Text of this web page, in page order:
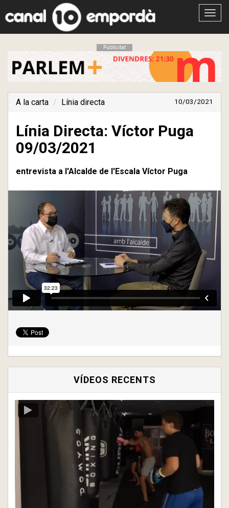
Obrir
Publicitat
A la carta Línia directa 10/03/2021
Línia Directa: Víctor Puga
09/03/2021
entrevista a l'Alcalde de l'Escala Víctor Puga
VÍDEOS RECENTS